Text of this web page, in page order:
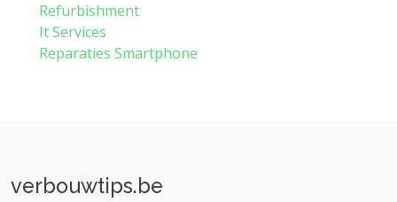
Refurbishment
It Services
Reparaties Smartphone
verbouwtips.be